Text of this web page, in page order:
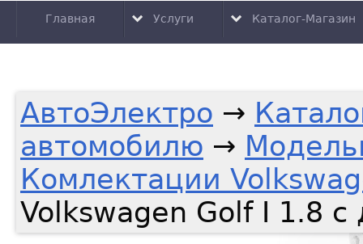
Главная Услуги Каталог-Магазин
АвтоЭлектро →
автомобилю →
Комлектации
Volkswagen Golf I 1.8 с